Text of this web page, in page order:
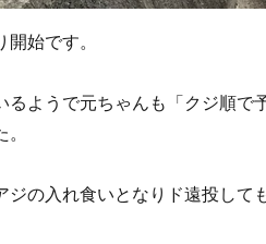
始です。
るようで元ちゃんも「クジ順で
ジの入れ食いとなりド遠投して